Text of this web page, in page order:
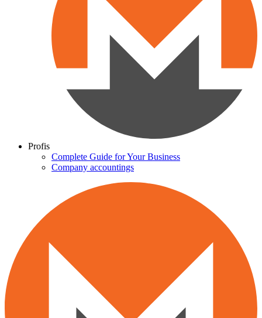
Profis
Complete Guide for Your Business
Company accountings